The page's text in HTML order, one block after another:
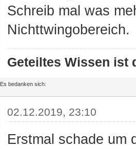
Schreib mal was
Nichttwingobereich.
Geteiltes Wissen ist
Es bedanken sich:
02.12.2019, 23:10
Erstmal schade um